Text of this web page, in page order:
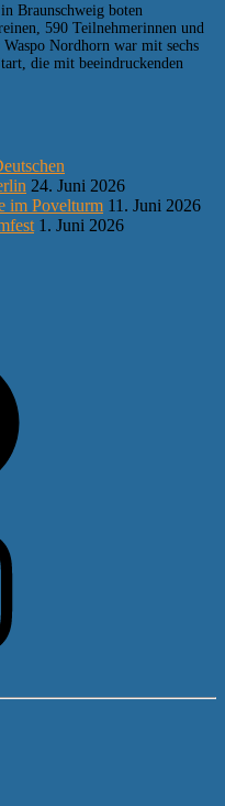
Braunschweig boten
590 Teilnehmerinnen und
Nordhorn war mit sechs
die mit beeindruckenden
24. Juni 2026
im Povelturm 11. Juni 2026
1. Juni 2026